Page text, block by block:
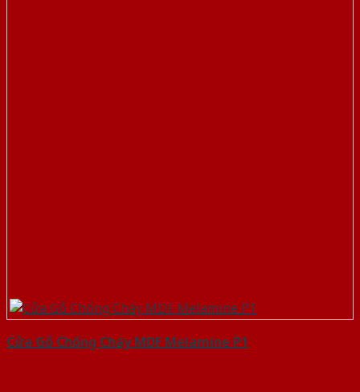
Cửa Gỗ Chống Cháy MDF Melamine P1